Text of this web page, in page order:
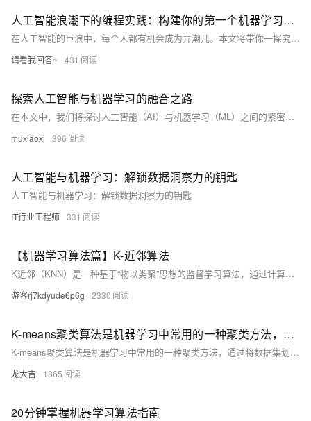
人工智能浪潮下的编程实践：构建你的第一个机器学习模型
在人工智能的巨浪中，每个人都有机会成为弄潮儿。本文将带你一探究竟，从零基础开始，用最易懂的语言和步骤，教你如何构建属于自己的第一个机器学习模型。不需要复杂的数学公式，也不必担心编程难题，只需跟随我们的步伐，一起探索这个充满魔力的AI世界。
请看我回答~ 431
探索人工智能与机器学习的融合之路
在本文中，我们将探讨人工智能（AI）与机器学习（ML）之间的紧密联系以及它们如何共同推动技术革新。我们将深入分析这两种技术的基本概念、发展历程和当前的应用趋势，同时讨论它们面临的挑战和未来的发展方向。通过具体案例研究，我们旨在揭示AI与ML结合的强大潜力，以及这种结合如何为各行各业带来革命性的变化。
muxiaoxi 396
人工智能与机器学习：解锁数据洞察力的钥匙
人工智能与机器学习：解锁数据洞察力的钥匙
IT行业工程师 331
【机器学习算法篇】K-近邻算法
K近邻（KNN）是一种基于“物以类聚”思想的监督学习算法，通过计算样本间距离，选取最近K个邻居投票决定类别。支持多种距离度量，如欧式、曼哈顿、余弦相似度等，适用于分类与回归任务。结合Scikit-learn可高效实现，需合理选择K值并进行数据预处理，常用于鸢尾花分类等经典案例。（238字）
游客rj7kdyude6p6g 2330
K-means聚类算法是机器学习中常用的一种聚类方法，通过将数据集划分为K个簇来简化数据结构
K-means聚类算法是机器学习中常用的一种聚类方法，通过将数据集划分为K个簇来简化数据结构。本文介绍了K-means算法的基本原理，包括初始化、数据点分配与簇中心更新等步骤，以及如何在Python中实现该算法，最后讨论了其优缺点及应用场景。
龙大吉 1865
20分钟掌握机器学习算法指南